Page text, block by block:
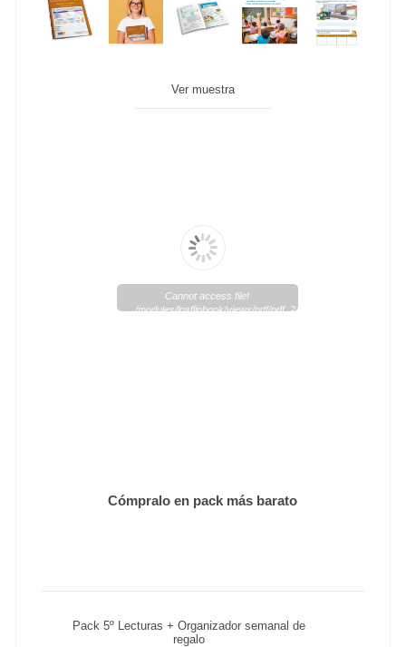
Ver muestra
Cannot access file!
/modules/lpsflipbook/views/pdf/pdf_2_1.pdf
Cómpralo en pack más barato
Pack 5º Lecturas + Organizador semanal de
regalo